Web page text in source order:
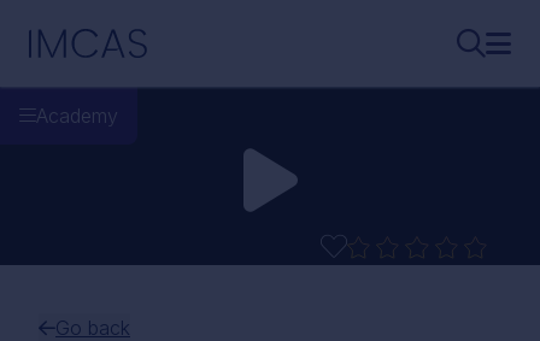
IMCAS
Academy
Go back